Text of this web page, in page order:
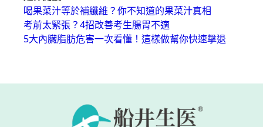
延伸閱讀
喝果菜汁等於補纖維？你不知道的果菜汁真相
考前太緊張？4招改善考生腸胃不適